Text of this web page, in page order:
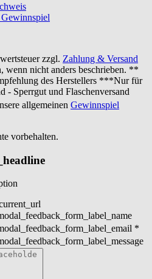
zzgl. Zahlung & Versand
wenn nicht anders beschrieben. **
des Herstellers ***Nur für
- Sperrgut und Flaschenversand
allgemeinen Gewinnspiel
vorbehalten.
*